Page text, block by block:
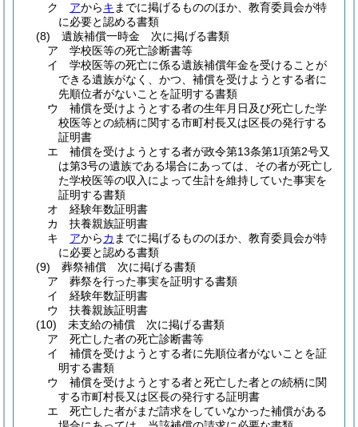
ク
アからキ までに掲げるもののほか、教育委員会が特
に必要と認める書類
(8)
遺族補償一時金 次に掲げる書類
ア
学校医等の死亡診断書等
イ
学校医等の死亡に係る遺族補償年金を受けることが
できる遺族がなく、かつ、補償を受けようとする者に
先順位者がないことを証明する書類
ウ
補償を受けようとする者の生年月日及び死亡した学
校医等との続柄に関する市町村長又は区長の発行する
証明書
エ
補償を受けようとする者が政令第13条第1項第2号又
は第3号の遺族である場合にあっては、その者が死亡し
た学校医等の収入によって生計を維持していた事実を
証明する書類
オ
経験年数証明書
カ
扶養親族証明書
キ
アからカ までに掲げるもののほか、教育委員会が特
に必要と認める書類
(9)
葬祭補償 次に掲げる書類
ア
葬祭を行った事実を証明する書類
イ
経験年数証明書
ウ
扶養親族証明書
(10)
未支給の補償 次に掲げる書類
ア
死亡した者の死亡診断書等
イ
補償を受けようとする者に先順位者がないことを証
明する書類
ウ
補償を受けようとする者と死亡した者との続柄に関
する市町村長又は区長の発行する証明書
エ
死亡した者がまだ請求をしていなかった補償がある